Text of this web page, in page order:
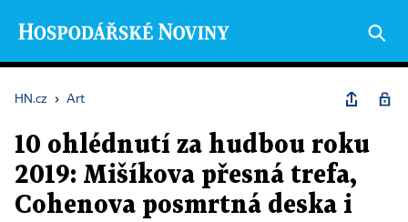
HN.cz › Art
10 ohlédnutí za hudbou roku
2019: Mišíkova přesná trefa,
Cohenova posmrtná deska i